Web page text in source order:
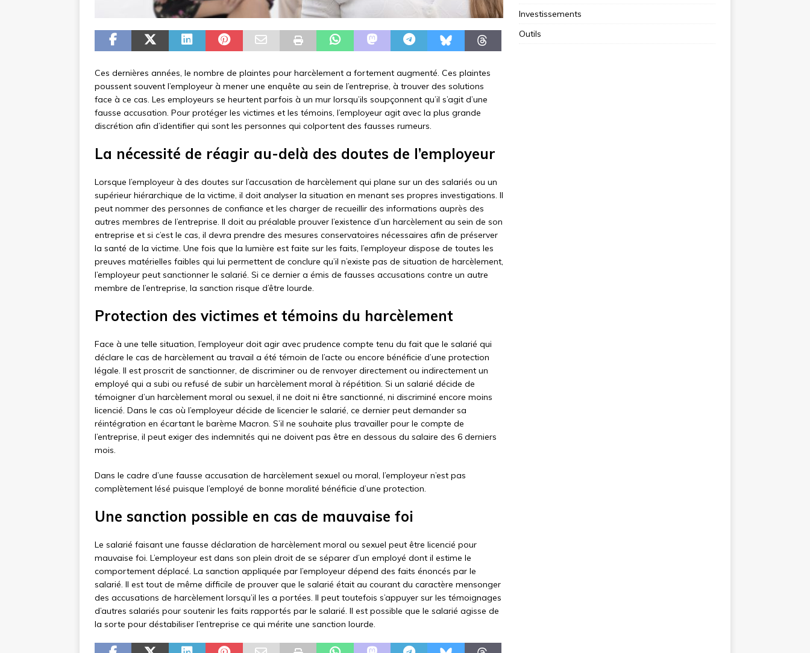
Ces dernières années, le nombre de plaintes pour harcèlement a fortement augmenté. Ces plaintes
poussent souvent l’employeur à mener une enquête au sein de l’entreprise, à trouver des solutions
face à ce cas. Les employeurs se heurtent parfois à un mur lorsqu’ils soupçonnent qu’il s’agit d’une
fausse accusation. Pour protéger les victimes et les témoins, l’employeur agit avec la plus grande
discrétion afin d’identifier qui sont les personnes qui colportent des fausses rumeurs.
La nécessité de réagir au-delà des doutes de l’employeur
Lorsque l’employeur à des doutes sur l’accusation de harcèlement qui plane sur un des salariés ou un
supérieur hiérarchique de la victime, il doit analyser la situation en menant ses propres investigations. Il
peut nommer des personnes de confiance et les charger de recueillir des informations auprès des
autres membres de l’entreprise. Il doit au préalable prouver l’existence d’un harcèlement au sein de son
entreprise et si c’est le cas, il devra prendre des mesures conservatoires nécessaires afin de préserver
la santé de la victime. Une fois que la lumière est faite sur les faits, l’employeur dispose de toutes les
preuves matérielles faibles qui lui permettent de conclure qu’il n’existe pas de situation de harcèlement,
l’employeur peut sanctionner le salarié. Si ce dernier a émis de fausses accusations contre un autre
membre de l’entreprise, la sanction risque d’être lourde.
Protection des victimes et témoins du harcèlement
Face à une telle situation, l’employeur doit agir avec prudence compte tenu du fait que le salarié qui
déclare le cas de harcèlement au travail a été témoin de l’acte ou encore bénéficie d’une protection
légale. Il est proscrit de sanctionner, de discriminer ou de renvoyer directement ou indirectement un
employé qui a subi ou refusé de subir un harcèlement moral à répétition. Si un salarié décide de
témoigner d’un harcèlement moral ou sexuel, il ne doit ni être sanctionné, ni discriminé encore moins
licencié. Dans le cas où l’employeur décide de licencier le salarié, ce dernier peut demander sa
réintégration en écartant le barème Macron. S’il ne souhaite plus travailler pour le compte de
l’entreprise, il peut exiger des indemnités qui ne doivent pas être en dessous du salaire des 6 derniers
mois.
Dans le cadre d’une fausse accusation de harcèlement sexuel ou moral, l’employeur n’est pas
complètement lésé puisque l’employé de bonne moralité bénéficie d’une protection.
Une sanction possible en cas de mauvaise foi
Le salarié faisant une fausse déclaration de harcèlement moral ou sexuel peut être licencié pour
mauvaise foi. L’employeur est dans son plein droit de se séparer d’un employé dont il estime le
comportement déplacé. La sanction appliquée par l’employeur dépend des faits énoncés par le
salarié. Il est tout de même difficile de prouver que le salarié était au courant du caractère mensonger
des accusations de harcèlement lorsqu’il les a portées. Il peut toutefois s’appuyer sur les témoignages
d’autres salariés pour soutenir les faits rapportés par le salarié. Il est possible que le salarié agisse de
la sorte pour déstabiliser l’entreprise ce qui mérite une sanction lourde.
Investissements
Outils